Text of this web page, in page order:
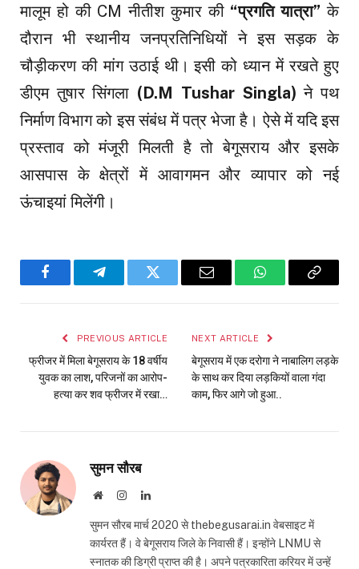
मालूम हो की CM नीतीश कुमार की “प्रगति यात्रा” के
दौरान भी स्थानीय जनप्रतिनिधियों ने इस सड़क के
चौड़ीकरण की मांग उठाई थी। इसी को ध्यान में रखते हुए
डीएम तुषार सिंगला (D.M Tushar Singla)ने पथ
निर्माण विभाग को इस संबंध में पत्र भेजा है। ऐसे में यदि इस
प्रस्ताव को मंजूरी मिलती है तो बेगूसराय और इसके
आसपास के क्षेत्रों में आवागमन और व्यापार को नई
ऊंचाइयां मिलेंगी।
FacebookTelegramTwitter Email WhatsAppCopy
PREVIOUS ARTICLE
फ्रीजर में मिला बेगूसराय के 18 वर्षीय
युवक का लाश, परिजनों का आरोप-
हत्या कर शव फ्रीजर में रखा…
NEXT ARTICLE
बेगूसराय में एक दरोगा ने नाबालिग लड़के
के साथ कर दिया लड़कियों वाला गंदा
काम, फिर आगे जो हुआ..
सुमन सौरब
WebsiteInstagramLinkedIn
सुमन सौरब मार्च 2020 से thebegusarai.in वेबसाइट में
कार्यरत हैं। वे बेगूसराय जिले के निवासी हैं। इन्होंने LNMU से
स्नातक की डिग्री प्राप्त की है। अपने पत्रकारिता करियर में उन्हें